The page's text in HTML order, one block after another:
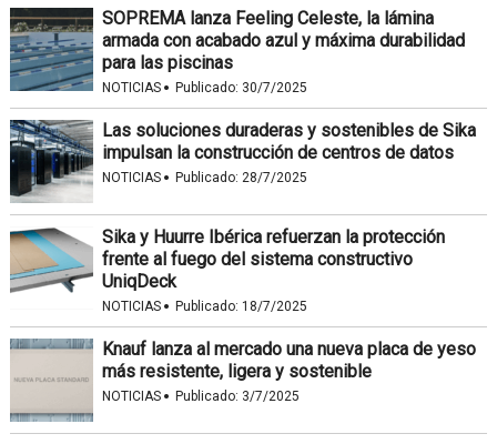
SOPREMA lanza Feeling Celeste, la lámina
armada con acabado azul y máxima durabilidad
para las piscinas
NOTICIAS · Publicado: 30/7/2025
Las soluciones duraderas y sostenibles de Sika
impulsan la construcción de centros de datos
NOTICIAS · Publicado: 28/7/2025
Sika y Huurre Ibérica refuerzan la protección
frente al fuego del sistema constructivo
UniqDeck
NOTICIAS · Publicado: 18/7/2025
Knauf lanza al mercado una nueva placa de yeso
más resistente, ligera y sostenible
NOTICIAS · Publicado: 3/7/2025